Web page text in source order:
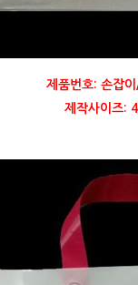
제품번호: 손잡
제작사이즈: